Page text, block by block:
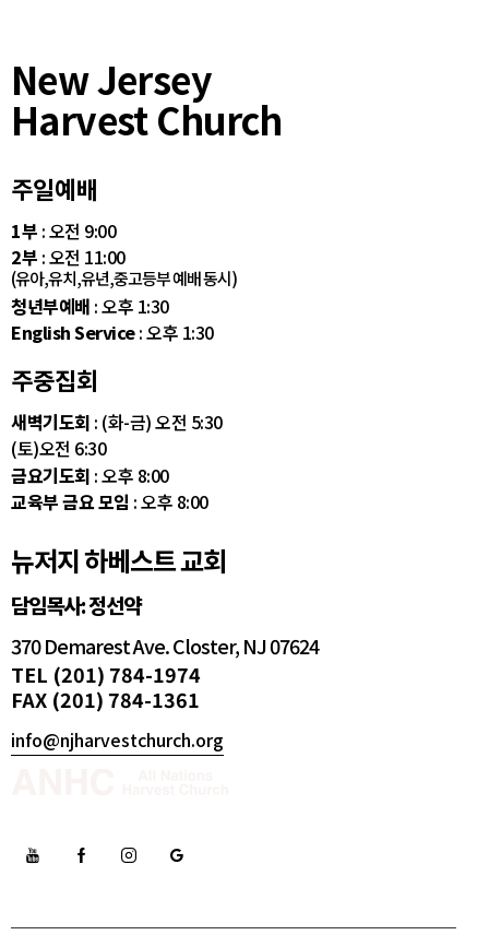
New Jersey
Harvest Church
주일예배
1부 : 오전 9:00
2부 : 오전 11:00
(유아,유치,유년,중고등부 예배 동시)
청년부예배 : 오후 1:30
English Service: 오후 1:30
주중집회
새벽기도회 : (화-금) 오전 5:30
(토)오전 6:30
금요기도회 : 오후 8:00
교육부 금요 모임 : 오후 8:00
뉴저지 하베스트 교회
담임목사: 정선약
370 Demarest Ave. Closter, NJ 07624
TEL (201) 784-1974
FAX (201) 784-1361
info@njharvestchurch.org